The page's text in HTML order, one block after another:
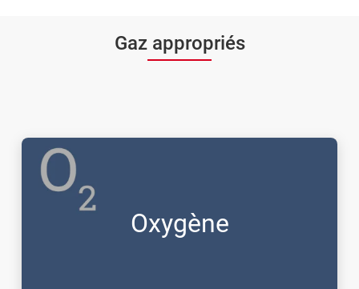
Gaz appropriés
Oxygène